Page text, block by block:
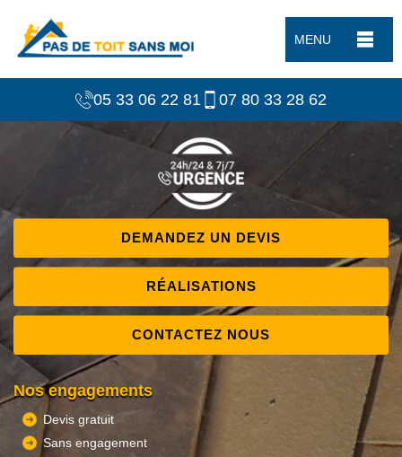
MENU
05 33 06 22 81 07 80 33 28 62
DEMANDEZ UN DEVIS
RÉALISATIONS
CONTACTEZ NOUS
Nos engagements
Devis gratuit
Sans engagement